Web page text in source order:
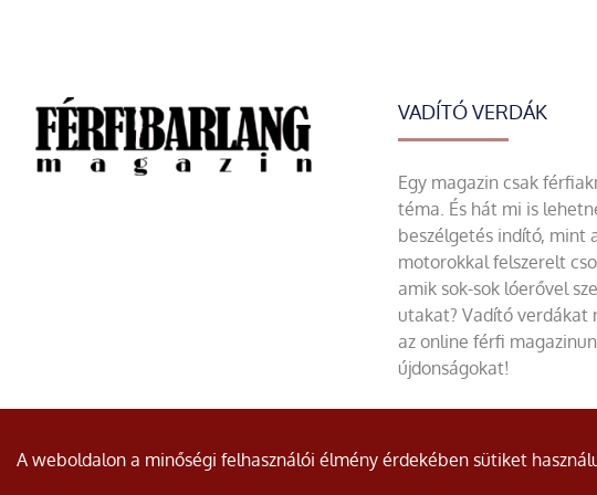
VADÍTÓ VERDÁK
Egy magazin csak
téma. És hát mi is
beszélgetés indító, mint
motorokkal felszerelt
amik sok-sok lóerővel
utakat? Vadító verdákat
az online férfi
újdonságokat!
© Minden jog fenntartva.
A weboldalon a minőségi felhasználói élmény érdekében sütiket